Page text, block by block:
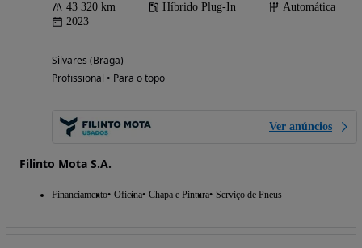
43 320 km Híbrido Plug-In
Automática
2023
Silvares (Braga)
Profissional • Para o topo
Ver anúncios
Filinto Mota S.A.
Financiamento Oficina Chapa e Pintura Serviço de Pneus